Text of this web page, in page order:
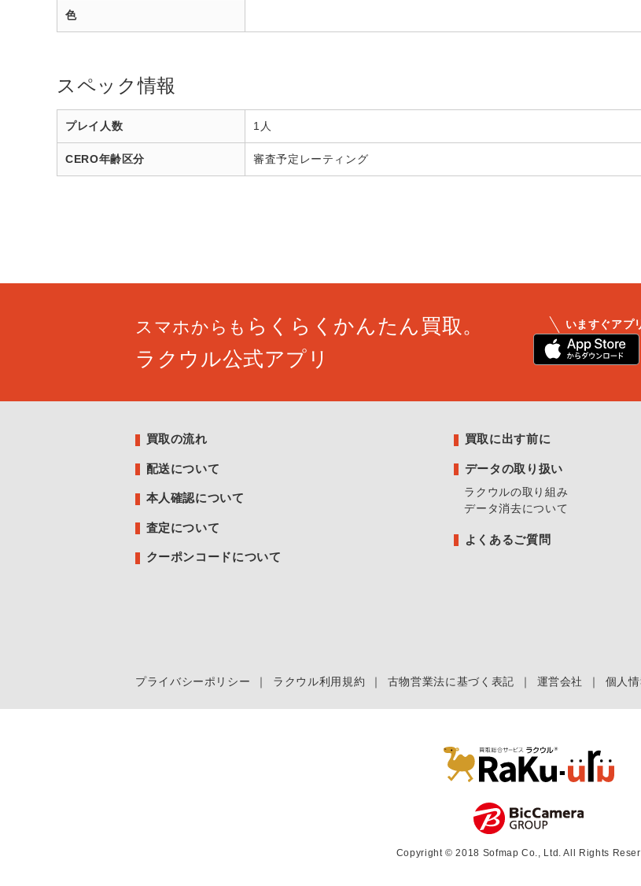
色
スペック情報
プレイ人数 1人
CERO年齢区分 審査予定レーティング
スマホからも らくらくかんたん買取。
ラクウル公式アプリ
いますぐアプ
買取の流れ
配送について
本人確認について
査定について
クーポンコードについて
買取に出す前に
データの取り扱い
ラクウルの取り組み
データ消去について
よくあるご質問
プライバシーポリシー ｜ ラクウル利用規約 ｜ 古物営業法に基づく表記 ｜ 運営会社 ｜ 個人
Copyright © 2018 Sofmap Co., Ltd. All Rights